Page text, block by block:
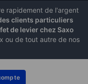
rapidement de l'argent
clients particuliers
de levier chez Saxo
ou de tout autre de nos